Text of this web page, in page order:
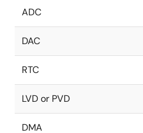
ADC
DAC
RTC
LVD or PVD
DMA